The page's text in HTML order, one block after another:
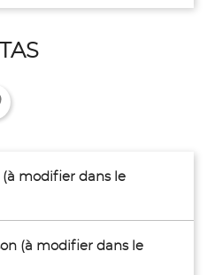
modifier dans le
(à modifier dans le